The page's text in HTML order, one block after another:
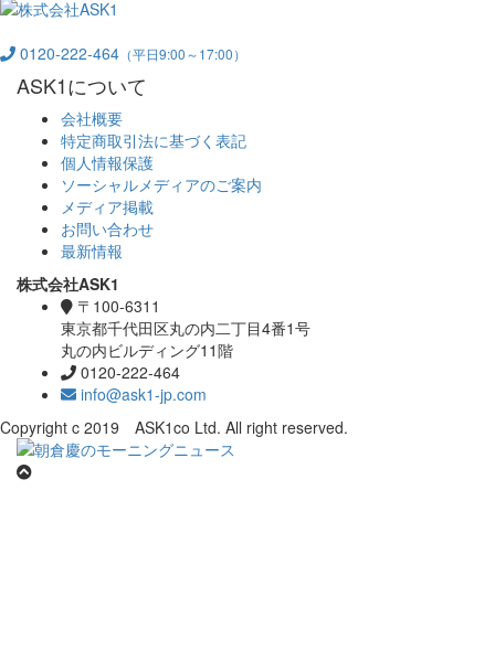
0120-222-464 （平日9:00～17:00）
ASK1について
会社概要
特定商取引法に基づく表記
個人情報保護
ソーシャルメディアのご案内
メディア掲載
お問い合わせ
最新情報
株式会社ASK1
〒100-6311
東京都千代田区丸の内二丁目4番1号
丸の内ビルディング11階
0120-222-464
info@ask1-jp.com
Copyright c 2019 ASK1co Ltd. All right reserved.